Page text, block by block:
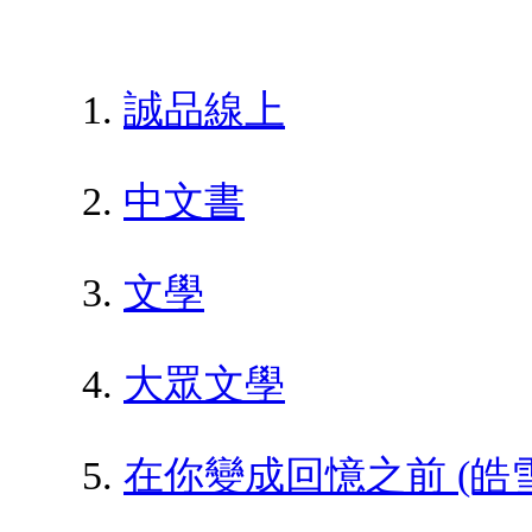
誠品線上
中文書
文學
大眾文學
在你變成回憶之前 (皓